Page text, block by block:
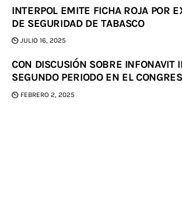
INTERPOL EMITE FICHA ROJA POR
DE SEGURIDAD DE TABASCO
JULIO 16, 2025
CON DISCUSIÓN SOBRE INFONAVIT
SEGUNDO PERIODO EN EL
FEBRERO 2, 2025